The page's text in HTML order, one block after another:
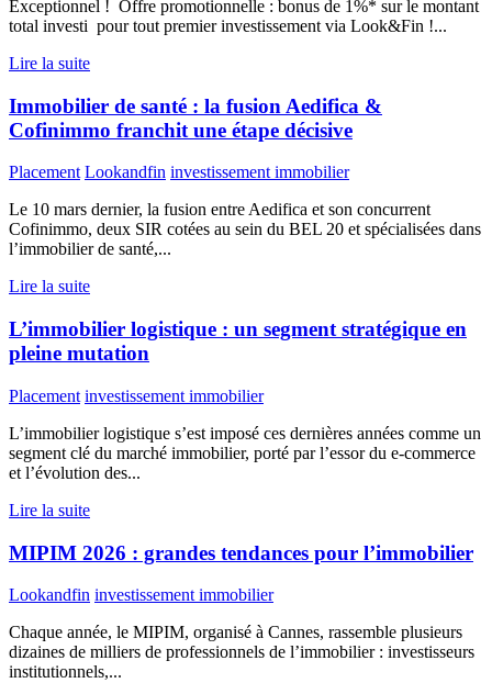
Exceptionnel ! Offre promotionnelle : bonus de 1%* sur le montant
total investi pour tout premier investissement via Look&Fin !...
Lire la suite
Immobilier de santé : la fusion Aedifica &
Cofinimmo franchit une étape décisive
Placement Lookandfin investissement immobilier
Le 10 mars dernier, la fusion entre Aedifica et son concurrent
Cofinimmo, deux SIR cotées au sein du BEL 20 et spécialisées dans
l’immobilier de santé,...
Lire la suite
L’immobilier logistique : un segment stratégique en
pleine mutation
Placement investissement immobilier
L’immobilier logistique s’est imposé ces dernières années comme un
segment clé du marché immobilier, porté par l’essor du e-commerce
et l’évolution des...
Lire la suite
MIPIM 2026 : grandes tendances pour l’immobilier
Lookandfin investissement immobilier
Chaque année, le MIPIM, organisé à Cannes, rassemble plusieurs
dizaines de milliers de professionnels de l’immobilier : investisseurs
institutionnels,...